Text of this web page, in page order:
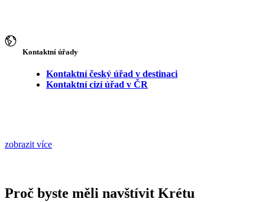
Kontaktní úřady
Kontaktní český úřad v destinaci
Kontaktní cizí úřad v ČR
zobrazit více
Proč byste měli navštívit Krétu